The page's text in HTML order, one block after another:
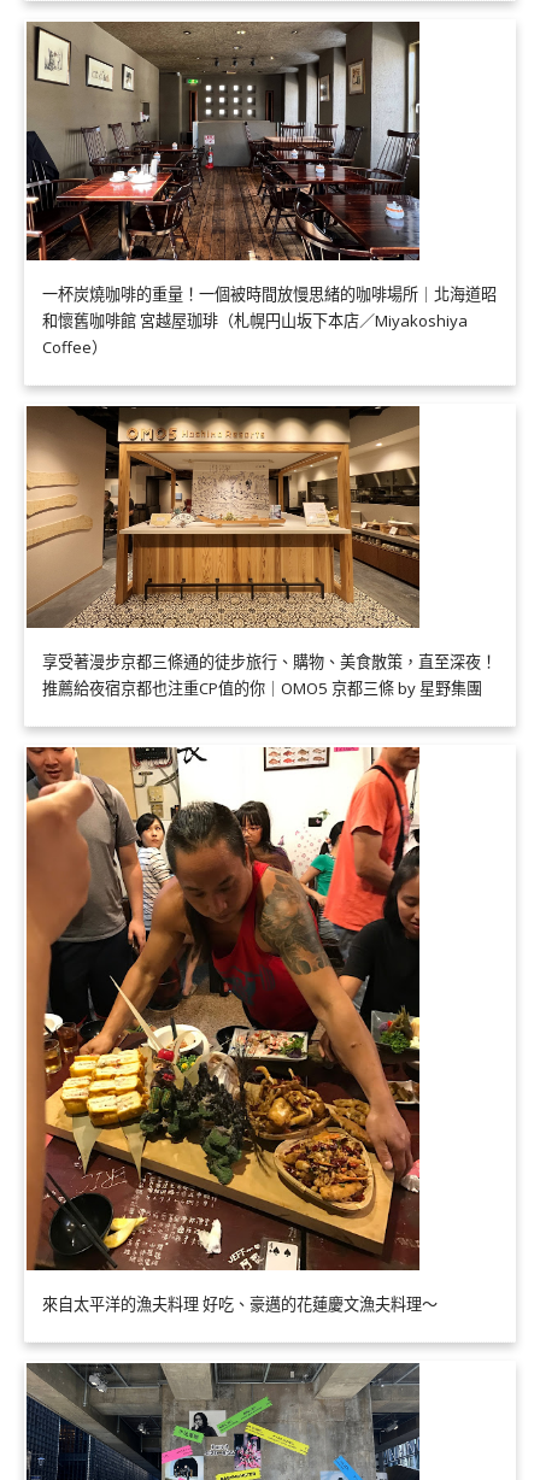
一杯炭燒咖啡的重量！一個被時間放慢思緒的咖啡場所｜北海道昭
和懷舊咖啡館 宮越屋珈琲（札幌円山坂下本店／Miyakoshiya
Coffee）
享受著漫步京都三條通的徒步旅行、購物、美食散策，直至深夜！
推薦給夜宿京都也注重CP值的你｜OMO5 京都三條 by 星野集團
來自太平洋的漁夫料理 好吃、豪邁的花蓮慶文漁夫料理～